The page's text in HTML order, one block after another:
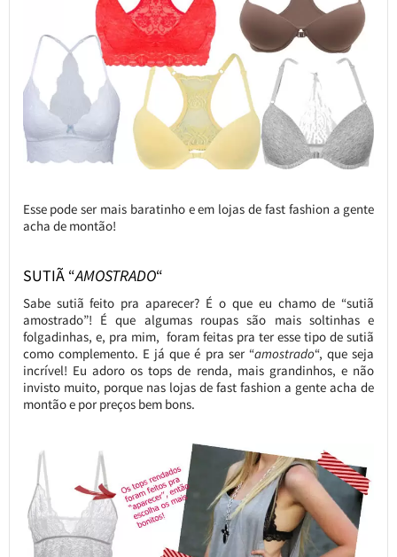
Esse pode ser mais baratinho e em lojas de fast fashion a gente
acha de montão!
SUTIÃ “AMOSTRADO“
Sabe sutiã feito pra aparecer? É o que eu chamo de “sutiã
amostrado”! É que algumas roupas são mais soltinhas e
folgadinhas, e, pra mim, foram feitas pra ter esse tipo de sutiã
como complemento. E já que é pra ser “amostrado“, que seja
incrível! Eu adoro os tops de renda, mais grandinhos, e não
invisto muito, porque nas lojas de fast fashion a gente acha de
montão e por preços bem bons.